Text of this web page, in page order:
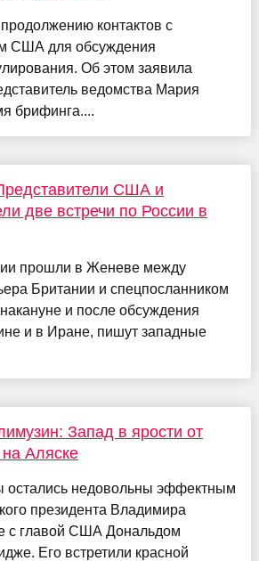
контактов с
США для обсуждения
Об этом заявила
ведомства Мария
брифинга....
США и
две встречи по России в
прошли в Женеве между
Британии и спецпосланником
и после обсуждения
и в Иране, пишут западные
Запад в ярости от
на Аляске
остались недовольны эффектным
президента Владимира
с главой США Дональдом
Его встретили красной